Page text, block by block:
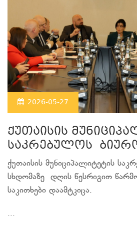
2026-05-27
ქუთაისის
საკრებულოს
ქუთაისის მუნიციპალიტეტის
სხდომაზე დღის წესრიგით
საკითხები დაამტკიცა.
...